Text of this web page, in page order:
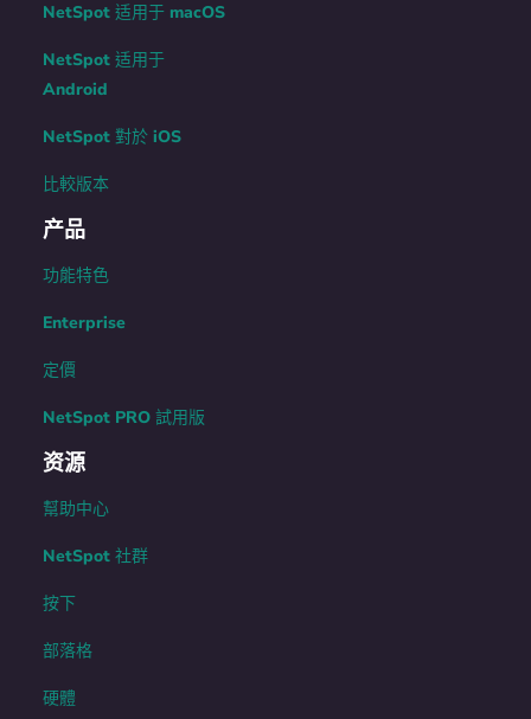
NetSpot 适用于 macOS
NetSpot 适用于
Android
NetSpot 對於 iOS
比較版本
产品
功能特色
Enterprise
定價
NetSpot PRO 試用版
资源
幫助中心
NetSpot 社群
按下
部落格
硬體